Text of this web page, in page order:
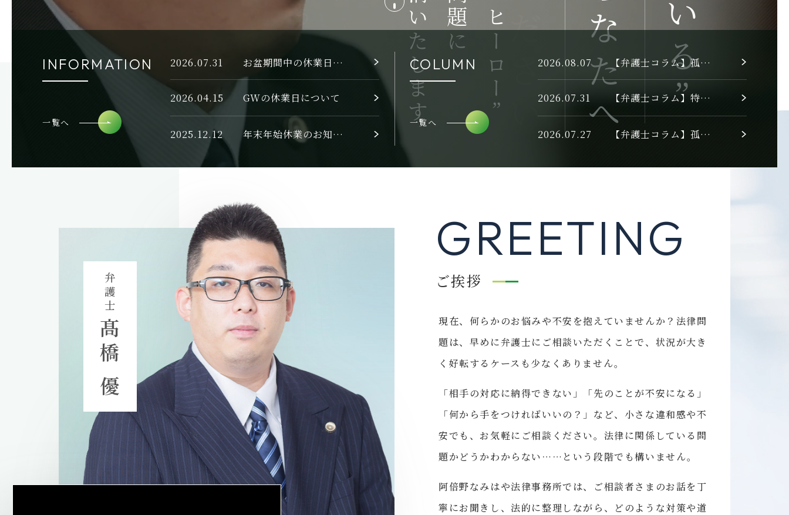
ヒーロー
”
INFORMATION 2026.07.31 お盆期間中の休業日について
2026.04.15 GWの休業日について
2025.12.12 年末年始休業のお知らせ
一覧へ
COLUMN 2026.08.07 【弁護士コラム】孤独死・自殺が起きた場合に 家主や管理会社が取るべき手順
2026.07.31 【弁護士コラム】特殊清掃の費用は相続人が払う？ 相続放棄や業者選びの注意点を弁護士が解説
2026.07.27 【弁護士コラム】孤独死の相続放棄はどうする？ 対処すべきことや注意点を徹底解説
一覧へ
GREETING
ご挨拶
弁護士
髙橋 優
現在、何らかのお悩みや不安を抱えていませんか？法律問
題は、早めに弁護士にご相談いただくことで、状況が大き
く好転するケースも少なくありません。
「相手の対応に納得できない」「先のことが不安になる」
「何から手をつければいいの？」など、小さな違和感や不
安でも、お気軽にご相談ください。法律に関係している問
題かどうかわからない……という段階でも構いません。
阿倍野なみはや法律事務所では、ご相談者さまのお話を丁
寧にお聞きし、法的に整理しながら、どのような対策や道